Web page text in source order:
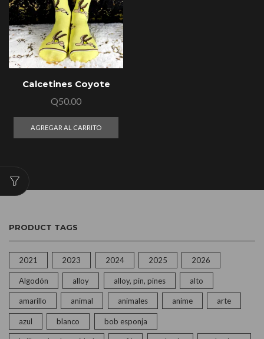
Calcetines Coyote
Q50.00
AGREGAR AL CARRITO
PRODUCT TAGS
2021 2023 2024 2025 2026
Algodón alloy alloy, pin, pines alto
amarillo animal animales anime arte
azul blanco bob esponja